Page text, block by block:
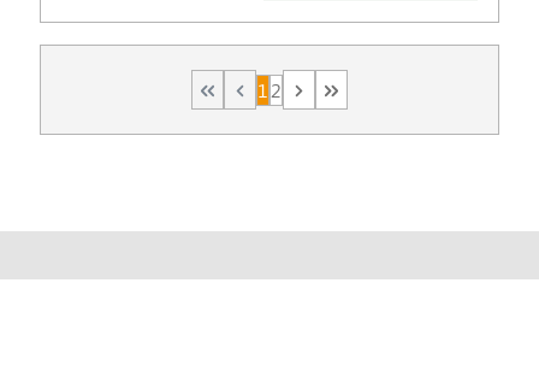
Seite
1 Seite
2